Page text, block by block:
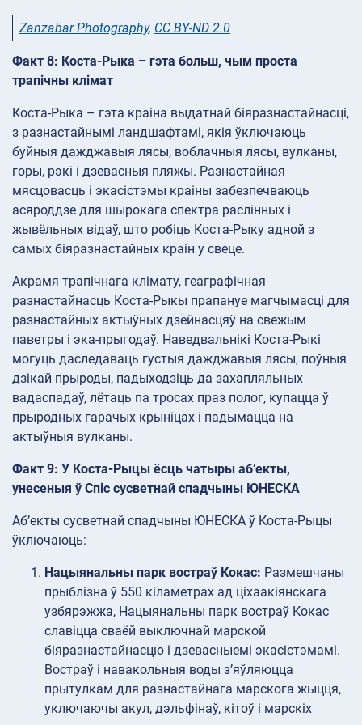
Zanzabar Photography, CC BY-ND 2.0
Факт 8: Коста-Рыка – гэта больш, чым проста
трапічны клімат
Коста-Рыка – гэта краіна выдатнай біяразнастайнасці,
з разнастайнымі ландшафтамі, якія ўключаюць
буйныя дажджавыя лясы, воблачныя лясы, вулканы,
горы, рэкі і дзевасныя пляжы. Разнастайная
мясцовасць і экасістэмы краіны забезпечваюць
асяроддзе для шырокага спектра раслінных і
жывёльных відаў, што робіць Коста-Рыку адной з
самых біяразнастайных краін у свеце.
Акрамя трапічнага клімату, геаграфічная
разнастайнасць Коста-Рыкы прапануе магчымасці для
разнастайных актыўных дзейнасцяў на свежым
паветры і эка-прыгодаў. Наведвальнікі Коста-Рыкі
могуць даследаваць густыя дажджавыя лясы, поўныя
дзікай прыроды, падыходзіць да захапляльных
вадаспадаў, лётаць па тросах праз полог, купацца ў
прыродных гарачых крыніцах і падымацца на
актыўныя вулканы.
Факт 9: У Коста-Рыцы ёсць чатыры аб’екты,
унесеныя ў Спіс сусветнай спадчыны ЮНЕСКА
Аб’екты сусветнай спадчыны ЮНЕСКА ў Коста-Рыцы
ўключаюць:
Нацыянальны парк востраў Кокас: Размешчаны
прыблізна ў 550 кіламетрах ад ціхаакіянскага
узбярэжжа, Нацыянальны парк востраў Кокас
славіцца сваёй выключнай марской
біяразнастайнасцю і дзевасныемі экасістэмамі.
Востраў і навакольныя воды з’яўляюцца
прытулкам для разнастайнага марскога жыцця,
уключаючы акул, дэльфінаў, кітоў і марскіх